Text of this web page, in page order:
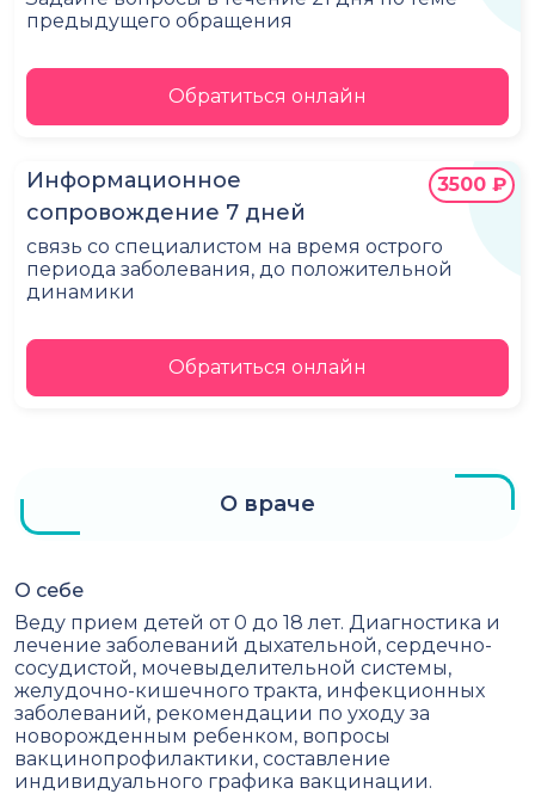
предыдущего обращения
Обратиться онлайн
Информационное
сопровождение 7 дней
связь со специалистом на время острого
периода заболевания, до положительной
динамики
3500 ₽
Обратиться онлайн
О враче
О себе
Веду прием детей от 0 до 18 лет. Диагностика и
лечение заболеваний дыхательной, сердечно-
сосудистой, мочевыделительной системы,
желудочно-кишечного тракта, инфекционных
заболеваний, рекомендации по уходу за
новорожденным ребенком, вопросы
вакцинопрофилактики, составление
индивидуального графика вакцинации.